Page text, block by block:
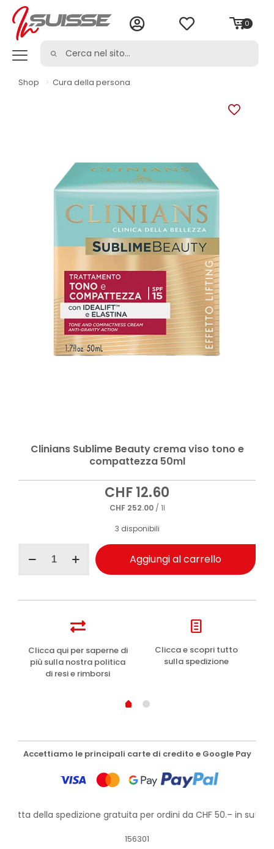
0
Shop > Cura della persona
Clinians Sublime Beauty crema viso tono e
compattezza 50ml
CHF12.60
CHF252.00/ 1l
3 disponibili
Sublime
compattezza
quantità
Aggiungi al carrello
Clicca qui per saperne di
più sulla nostra politica
di resi e rimborsi
Clicca e scopri tutto
sulla spedizione
Accettiamo le principali carte di credito e Google Pay
della spedizione gratuita per ordini da CHF 50.– in su!
156301